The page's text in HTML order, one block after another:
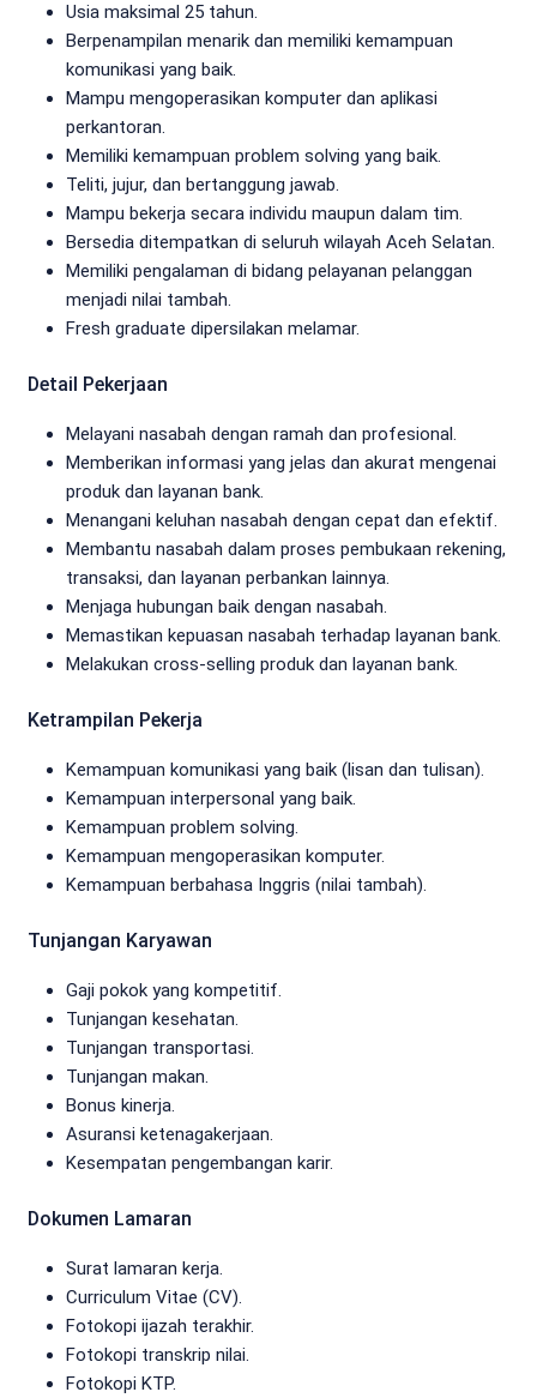
Usia maksimal 25 tahun.
Berpenampilan menarik dan memiliki kemampuan
komunikasi yang baik.
Mampu mengoperasikan komputer dan aplikasi
perkantoran.
Memiliki kemampuan problem solving yang baik.
Teliti, jujur, dan bertanggung jawab.
Mampu bekerja secara individu maupun dalam tim.
Bersedia ditempatkan di seluruh wilayah Aceh Selatan.
Memiliki pengalaman di bidang pelayanan pelanggan
menjadi nilai tambah.
Fresh graduate dipersilakan melamar.
Detail Pekerjaan
Melayani nasabah dengan ramah dan profesional.
Memberikan informasi yang jelas dan akurat mengenai
produk dan layanan bank.
Menangani keluhan nasabah dengan cepat dan efektif.
Membantu nasabah dalam proses pembukaan rekening,
transaksi, dan layanan perbankan lainnya.
Menjaga hubungan baik dengan nasabah.
Memastikan kepuasan nasabah terhadap layanan bank.
Melakukan cross-selling produk dan layanan bank.
Ketrampilan Pekerja
Kemampuan komunikasi yang baik (lisan dan tulisan).
Kemampuan interpersonal yang baik.
Kemampuan problem solving.
Kemampuan mengoperasikan komputer.
Kemampuan berbahasa Inggris (nilai tambah).
Tunjangan Karyawan
Gaji pokok yang kompetitif.
Tunjangan kesehatan.
Tunjangan transportasi.
Tunjangan makan.
Bonus kinerja.
Asuransi ketenagakerjaan.
Kesempatan pengembangan karir.
Dokumen Lamaran
Surat lamaran kerja.
Curriculum Vitae (CV).
Fotokopi ijazah terakhir.
Fotokopi transkrip nilai.
Fotokopi KTP.